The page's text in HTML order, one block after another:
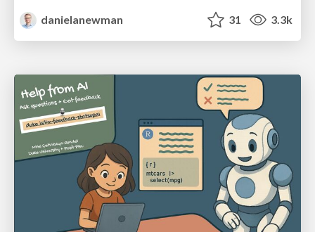
danielanewman
31 3.3k